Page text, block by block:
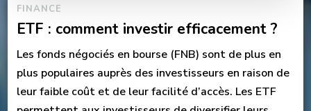
FINANCE
ETF : comment investir efficacement ?
Les fonds négociés en bourse (FNB) sont de plus en
plus populaires auprès des investisseurs en raison de
leur faible coût et de leur facilité d’accès. Les ETF